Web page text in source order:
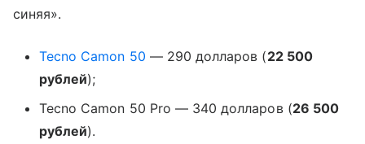
синяя».
Tecno Camon 50 — 290 долларов (22 500
рублей);
Tecno Camon 50 Pro — 340 долларов (26 500
рублей).